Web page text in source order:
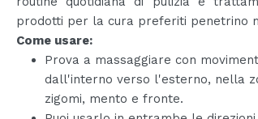
prodotti per la cura preferiti penetrino
Come usare:
Prova a massaggiare con
dall'interno verso l'esterno, nella
zigomi, mento e fronte.